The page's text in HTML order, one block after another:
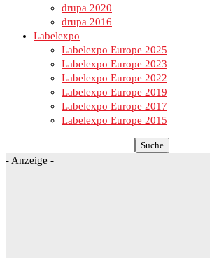
drupa 2020
drupa 2016
Labelexpo
Labelexpo Europe 2025
Labelexpo Europe 2023
Labelexpo Europe 2022
Labelexpo Europe 2019
Labelexpo Europe 2017
Labelexpo Europe 2015
- Anzeige -